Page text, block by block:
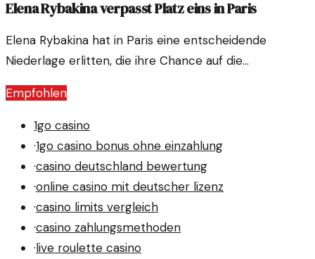
Elena Rybakina verpasst Platz eins in Paris
Elena Rybakina hat in Paris eine entscheidende
Niederlage erlitten, die ihre Chance auf die
Analyse der Begegnung und ihrer Auswirkungen.
Empfohlen
1go casino
·1go casino bonus ohne einzahlung
·casino deutschland bewertung
·online casino mit deutscher lizenz
·casino limits vergleich
·casino zahlungsmethoden
·live roulette casino